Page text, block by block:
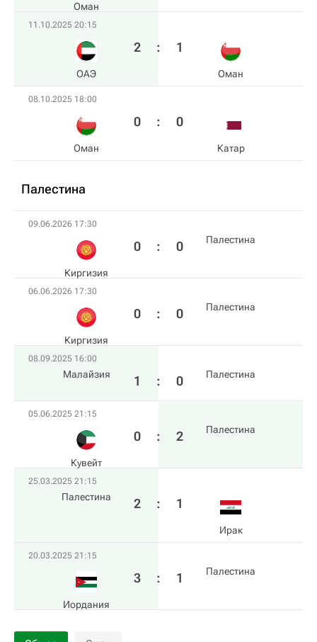
Оман
11.10.2025 20:15
ОАЭ
2 : 1
Оман
08.10.2025 18:00
Оман
0 : 0
Катар
Палестина
09.06.2026 17:30
Киргизия
0 : 0 Палестина
06.06.2026 17:30
Киргизия
0 : 0 Палестина
08.09.2025 16:00
Малайзия 1 : 0 Палестина
05.06.2025 21:15
Кувейт
0 : 2 Палестина
25.03.2025 21:15
Палестина 2 : 1
Ирак
20.03.2025 21:15
Иордания
3 : 1 Палестина